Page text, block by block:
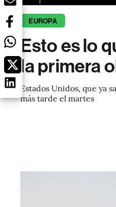
EUROPA
Esto es lo
la primera
Estados Unidos, que ya
más tarde el martes